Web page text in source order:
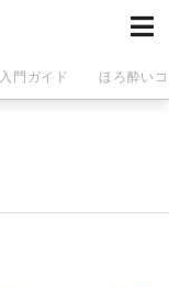
入門ガイド ほろ酔い